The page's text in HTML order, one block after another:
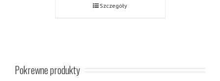
Szczegóły
Pokrewne produkty